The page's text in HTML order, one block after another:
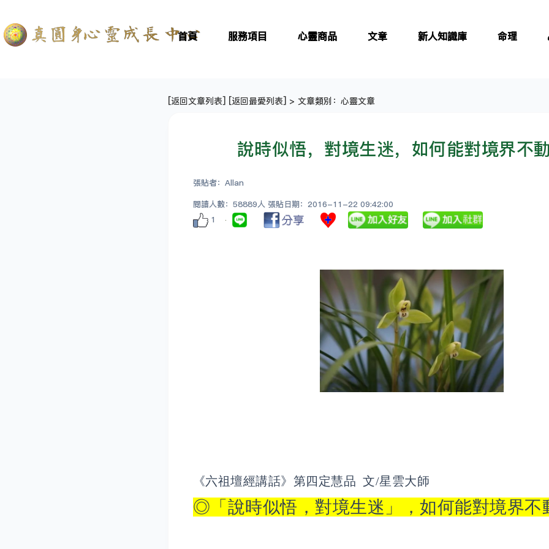
首頁 服務項目 心靈商品 文章 新人知識庫 命理
[返回文章列表] [返回最愛列表] > 文章類別：心靈文章
說時似悟，對境生迷，如何能對境界不
張貼者：Allan
閱讀人數：58889人 張貼日期：2016-11-22 09:42:00
1
《六祖壇經講話》第四定慧品 文/星雲大師
◎「說時似悟，對境生迷」，如何能對境界不